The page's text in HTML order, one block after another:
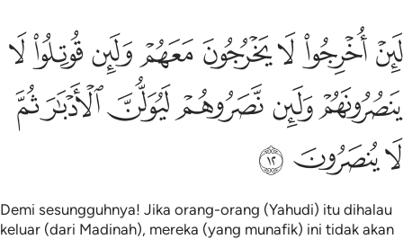
لين اخرجوا لا يخرجون معهم ولين قوتلوا لا ينصرونهم ولين نصروهم
لَئِنْ أُخْرِجُوا۟ لَا يَخْرُجُونَ مَعَهُمْ وَلَئِن قُوتِلُوا۟ لَا يَنصُرُونَهُمْ وَلَئِن نَّصَرُوهُمْ
ﱷﱸﱹﱺﱻﱼﱽﱾ
ﱿﲀﲁﲂﲃﲄ
ﲅﲆﲇ
Demi sesungguhnya! Jika orang-orang (Yahudi) itu dihalau
keluar (dari Madinah), mereka (yang munafik) ini tidak akan